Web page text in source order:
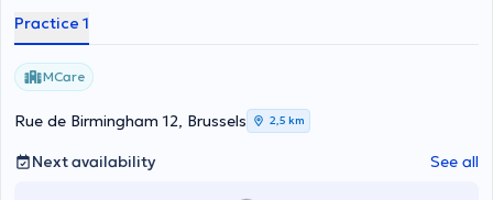
Practice 1
MCare
Rue de Birmingham 12, Brussels 2,5 km
Next availability See all